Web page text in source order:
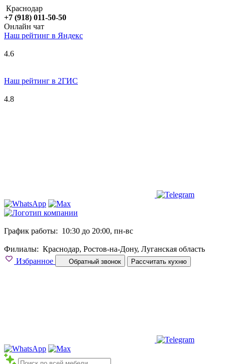
Краснодар
+7 (918) 011-50-50
Онлайн чат
Наш рейтинг в Яндекс
4.6
Наш рейтинг в 2ГИС
4.8
График работы: 10:30 до 20:00, пн-вс
Филиалы: Краснодар, Ростов-на-Дону, Луганская область
Избранное
Обратный звонок Рассчитать кухню